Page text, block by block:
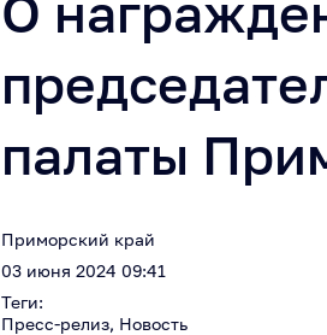
палаты
Приморский край
03 июня 2024 09:41
Теги:
Пресс-релиз, Новость